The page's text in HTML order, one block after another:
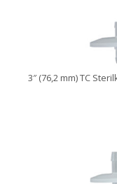
3″ (76,2 mm) TC